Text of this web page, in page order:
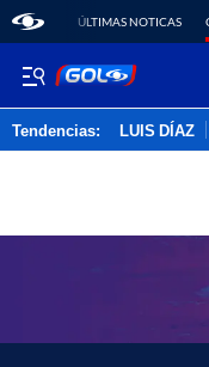
ÚLTIMAS NOTICAS
Tendencias: LUIS DÍAZ